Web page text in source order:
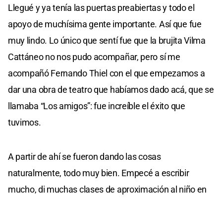
Llegué y ya tenía las puertas preabiertas y todo el
apoyo de muchísima gente importante. Así que fue
muy lindo. Lo único que sentí fue que la brujita Vilma
Cattáneo no nos pudo acompañar, pero sí me
acompañó Fernando Thiel con el que empezamos a
dar una obra de teatro que habíamos dado acá, que se
llamaba “Los amigos”: fue increíble el éxito que
tuvimos.
A partir de ahí se fueron dando las cosas
naturalmente, todo muy bien. Empecé a escribir
mucho, di muchas clases de aproximación al niño en